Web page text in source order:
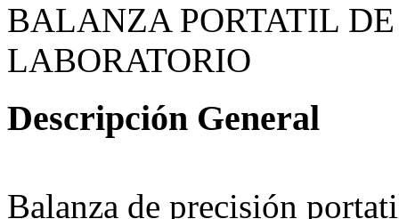
BALANZA PORTATIL
LABORATORIO
Descripción General
Balanza de precisión